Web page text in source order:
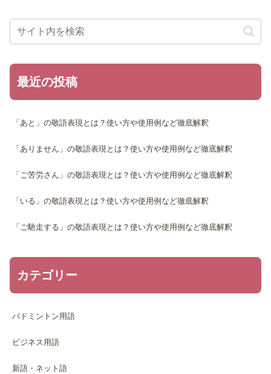
最近の投稿
「あと」の敬語表現とは？使い方や使用例など徹底解釈
「ありません」の敬語表現とは？使い方や使用例など徹底解釈
「ご苦労さん」の敬語表現とは？使い方や使用例など徹底解釈
「いる」の敬語表現とは？使い方や使用例など徹底解釈
「ご馳走する」の敬語表現とは？使い方や使用例など徹底解釈
カテゴリー
バドミントン用語
ビジネス用語
新語・ネット語